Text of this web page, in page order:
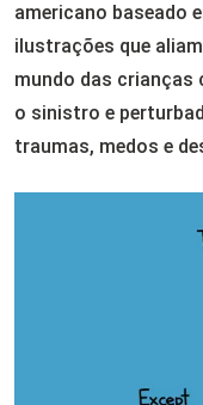
americano baseado
ilustrações que
mundo das crianças
o sinistro e
traumas, medos e